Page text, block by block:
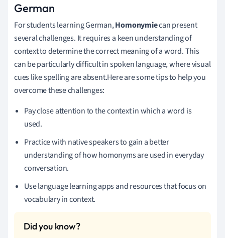
German
For students learning German,Homonymiecan present
several challenges. It requires a keen understanding of
context to determine the correct meaning of a word. This
can be particularly difficult in spoken language, where visual
cues like spelling are absent.Here are some tips to help you
overcome these challenges:
Pay close attention to the context in which a word is
used.
Practice with native speakers to gain a better
understanding of how homonyms are used in everyday
conversation.
Use language learning apps and resources that focus on
vocabulary in context.